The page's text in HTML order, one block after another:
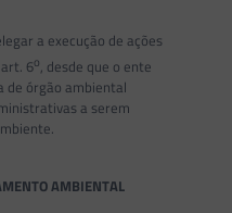
a execução de ações
6o, desde que o ente
de órgão ambiental
a serem
AMBIENTAL